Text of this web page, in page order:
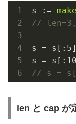
s := make
// len=3,
s = s[: 5
s = s[: 10
// s =
len と cap が